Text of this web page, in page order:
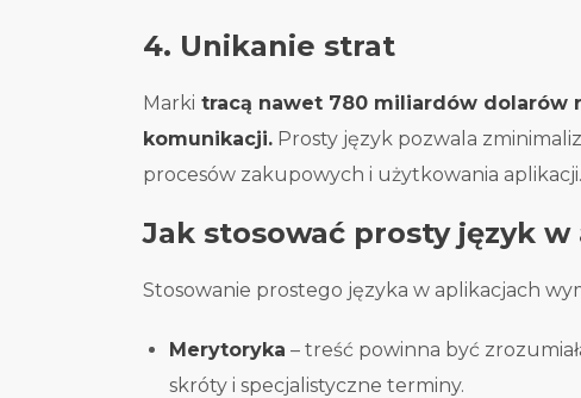
4. Unikanie strat
Marki tracą nawet 780 miliardów dolarów
komunikacji. Prosty język pozwala
procesów zakupowych i użytkowania aplikacji.
Jak stosować prosty język w
Stosowanie prostego języka w aplikacjach
Merytoryka – treść powinna być
skróty i specjalistyczne terminy.